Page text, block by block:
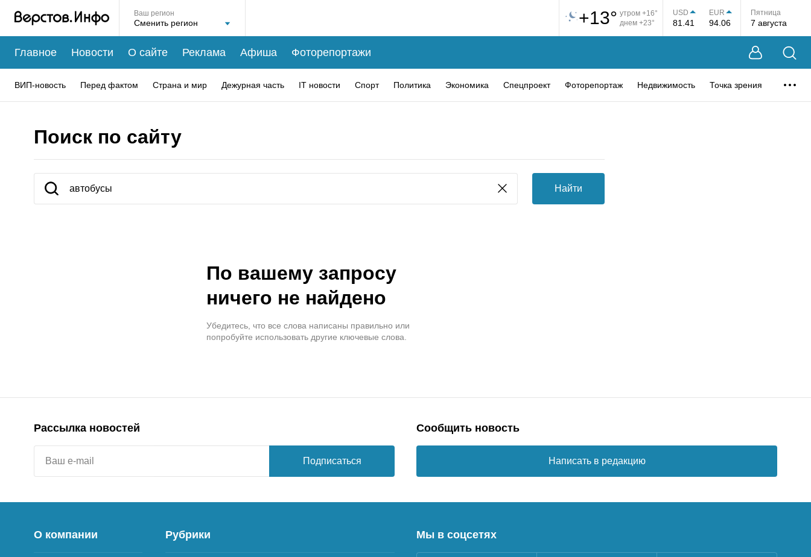
Ваш регион +13° утром +16°
днем +23°
USD
81.41
EUR
94.06
Пятница
7 августа
Главное Новости О сайте Реклама Афиша Фоторепортажи
ВИП-новость Перед фактом Страна и мир Дежурная часть IT новости Спорт Политика Экономика Спецпроект Фоторепортаж Недвижимость Точка зрения
Поиск по сайту
Найти
По вашему запросу
ничего не найдено
Убедитесь, что все слова написаны правильно или
попробуйте использовать другие ключевые слова.
Рассылка новостей
Подписаться
Сообщить новость
Написать в редакцию
О компании Рубрики Мы в соцсетях